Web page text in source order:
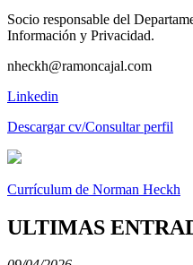
Socio responsable del
Información y Privacidad.
nheckh@ramoncajal.com
Linkedin
Descargar cv/Consultar perfil
Currículum de Norman Heckh
ULTIMAS